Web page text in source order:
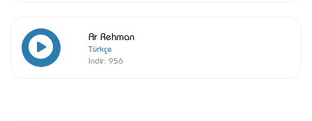
Ar Rehman
Türkçe
İndir: 956